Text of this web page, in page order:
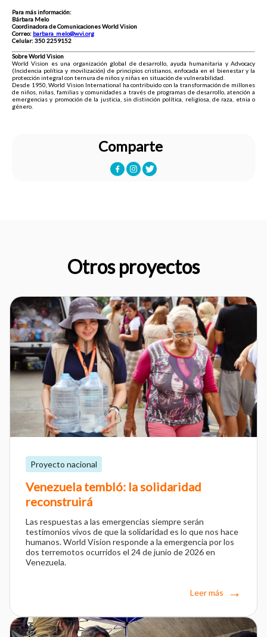
Para más información:
Bárbara Melo
Coordinadora de Comunicaciones World Vision
Correo: barbara_melo@wvi.org
Celular: 350 2259152
Sobre World Vision
World Vision es una organización global de desarrollo, ayuda humanitaria y Advocacy
(Incidencia política y movilización) de principios cristianos, enfocada en el bienestar y la
protección integral con ternura de niños y niñas en situación de vulnerabilidad.
Desde 1950, World Vision International ha contribuido con la transformación de millones
de niños, niñas, familias y comunidades a través de programas de desarrollo, atención a
emergencias y promoción de la justicia, sin distinción política, religiosa, de raza, etnia o
género.
Comparte
Otros proyectos
Proyecto nacional
Venezuela tembló: la solidaridad
reconstruirá
Las respuestas a las emergencias siempre serán
testimonios vivos de que la solidaridad es lo que nos hace
humanos. World Vision responde a la emergencia por los
dos terremotos ocurridos el 24 de junio de 2026 en
Venezuela.
Leer más